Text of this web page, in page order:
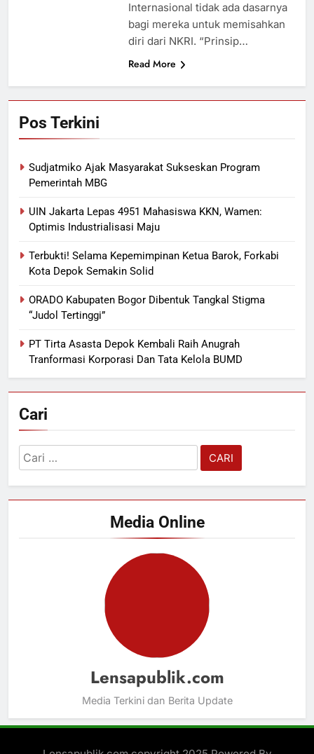
Internasional tidak ada dasarnya
bagi mereka untuk memisahkan
diri dari NKRI. “Prinsip…
Read More
Pos Terkini
Sudjatmiko Ajak Masyarakat Sukseskan Program
Pemerintah MBG
UIN Jakarta Lepas 4951 Mahasiswa KKN, Wamen:
Optimis Industrialisasi Maju
Terbukti! Selama Kepemimpinan Ketua Barok, Forkabi
Kota Depok Semakin Solid
ORADO Kabupaten Bogor Dibentuk Tangkal Stigma
“Judol Tertinggi”
PT Tirta Asasta Depok Kembali Raih Anugrah
Tranformasi Korporasi Dan Tata Kelola BUMD
Cari
Cari
untuk:
Media Online
Lensapublik.com
Media Terkini dan Berita Update